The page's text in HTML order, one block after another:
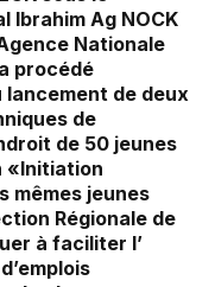
Ibrahim Ag NOCK
Nationale
procédé
lancement de deux
de
de 50 jeunes
«Initiation
mêmes jeunes
Régionale de
à faciliter l’